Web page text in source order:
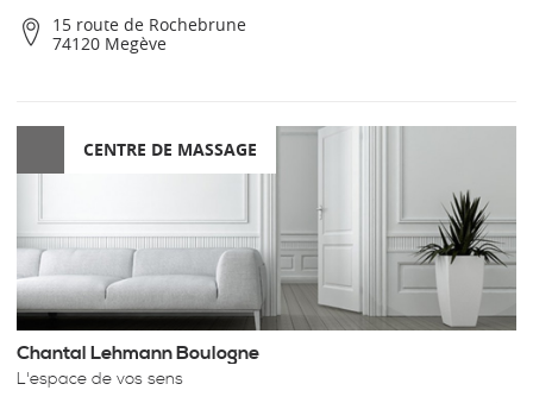
15 route de Rochebrune
74120 Megève
CENTRE DE MASSAGE
Chantal Lehmann Boulogne
L'espace de vos sens